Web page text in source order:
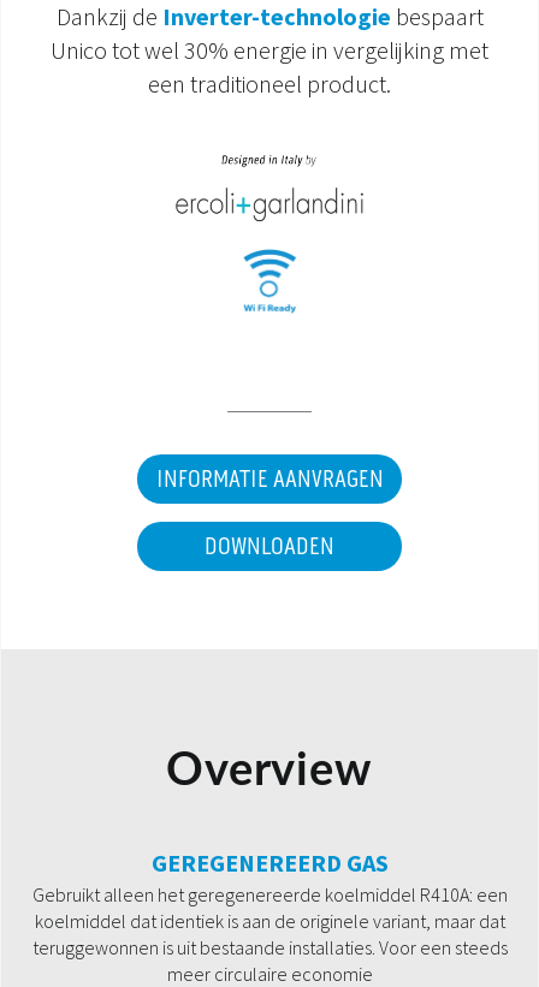
Dankzij de Inverter-technologie bespaart
Unico tot wel 30% energie in vergelijking met
een traditioneel product.
INFORMATIE AANVRAGEN
DOWNLOADEN
Overview
GEREGENEREERD GAS
Gebruikt alleen het geregenereerde koelmiddel R410A: een
koelmiddel dat identiek is aan de originele variant, maar dat
teruggewonnen is uit bestaande installaties. Voor een steeds
meer circulaire economie